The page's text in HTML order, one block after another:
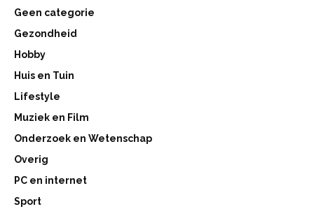
Geen categorie
Gezondheid
Hobby
Huis en Tuin
Lifestyle
Muziek en Film
Onderzoek en Wetenschap
Overig
PC en internet
Sport